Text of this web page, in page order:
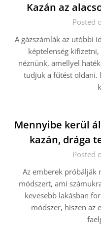
Kazán az
Posted
A gázszámlák az utóbbi
képtelenség
néznünk, amellyel
tudjuk a fűtést oldani.
Mennyibe kerül
kazán, drága
Posted
Az emberek próbálják
módszert, ami
kevesebb lakásban
módszer, hiszen az